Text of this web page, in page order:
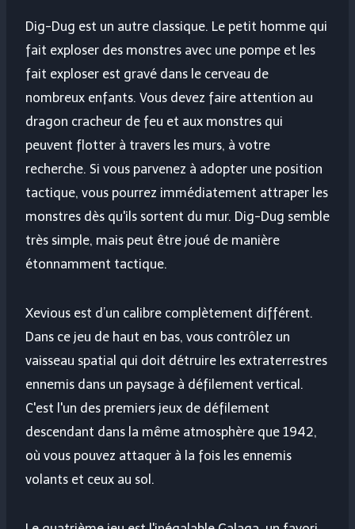
Dig-Dug est un autre classique. Le petit homme qui
fait exploser des monstres avec une pompe et les
fait exploser est gravé dans le cerveau de
nombreux enfants. Vous devez faire attention au
dragon cracheur de feu et aux monstres qui
peuvent flotter à travers les murs, à votre
recherche. Si vous parvenez à adopter une position
tactique, vous pourrez immédiatement attraper les
monstres dès qu'ils sortent du mur. Dig-Dug semble
très simple, mais peut être joué de manière
étonnamment tactique.
Xevious est d’un calibre complètement différent.
Dans ce jeu de haut en bas, vous contrôlez un
vaisseau spatial qui doit détruire les extraterrestres
ennemis dans un paysage à défilement vertical.
C'est l'un des premiers jeux de défilement
descendant dans la même atmosphère que 1942,
où vous pouvez attaquer à la fois les ennemis
volants et ceux au sol.